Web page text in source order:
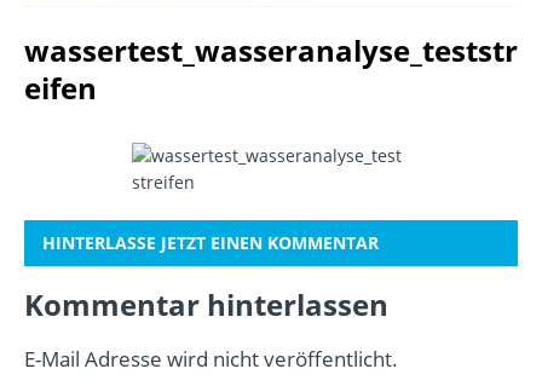
wassertest_wasseranalyse_teststr
eifen
HINTERLASSE JETZT EINEN KOMMENTAR
Kommentar hinterlassen
E-Mail Adresse wird nicht veröffentlicht.